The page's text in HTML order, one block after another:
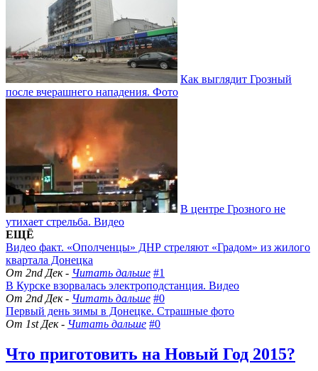
Как выглядит Грозный
после вчерашнего нападения. Фото
В центре Грозного не
утихает стрельба. Видео
ЕЩЁ
Видео факт. «Ополченцы» ДНР стреляют «Градом» из жилого
квартала Донецка
От 2nd Дек - Читать дальше #1
В Курске взорвалась электроподстанция. Видео
От 2nd Дек - Читать дальше #0
Первый день зимы в Донецке. Страшные фото
От 1st Дек - Читать дальше #0
Что приготовить на Новый Год 2015?